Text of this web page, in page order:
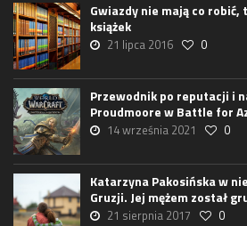
Gwiazdy nie mają co robić,
książek
21 lipca 2016 0
Przewodnik po reputacji i
Proudmoore w Battle for
14 września 2021 0
Katarzyna Pakosińska w
Gruzji. Jej mężem został
21 sierpnia 2017 0